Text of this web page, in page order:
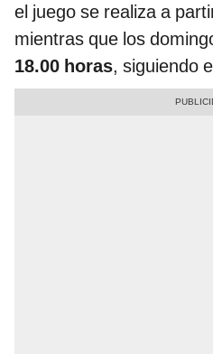
el juego se realiza a
mientras que los
18.00 horas, siguiendo